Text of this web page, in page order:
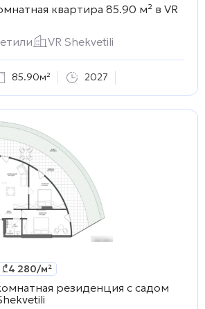
квартира 85.90 м² в VR
VR Shekvetili
85.90м² 2027
₾4 280/м²
резиденция с садом